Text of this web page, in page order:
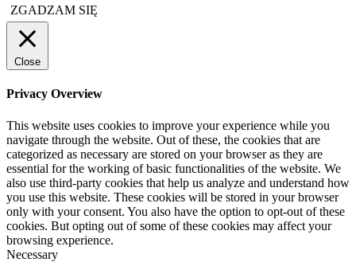
ZGADZAM SIĘ
Close
Privacy Overview
This website uses cookies to improve your experience while you
navigate through the website. Out of these, the cookies that are
categorized as necessary are stored on your browser as they are
essential for the working of basic functionalities of the website. We
also use third-party cookies that help us analyze and understand how
you use this website. These cookies will be stored in your browser
only with your consent. You also have the option to opt-out of these
cookies. But opting out of some of these cookies may affect your
browsing experience.
Necessary